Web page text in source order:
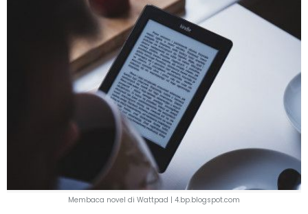
Membaca novel di Wattpad | 4.bp.blogspot.com